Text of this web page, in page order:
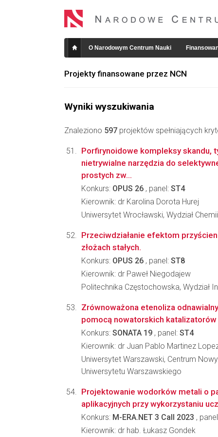
O Narodowym Centrum Nauki
Projekty finansowane przez NCN
Wyniki wyszukiwania
Znaleziono 597 projektów spełniających
Porfirynoidowe kompleksy skandu,
nietrywialne narzędzia do
prostych zw...
Konkurs: OPUS 26 , panel: ST4
Kierownik: dr Karolina Dorota Hurej
Uniwersytet Wrocławski, Wydział Chemii
Przeciwdziałanie efektom
złożach stałych.
Konkurs: OPUS 26 , panel: ST8
Kierownik: dr Paweł Niegodajew
Politechnika Częstochowska, Wydział
Zrównoważona etenoliza
pomocą nowatorskich katalizatorów
Konkurs: SONATA 19 , panel: ST4
Kierownik: dr Juan Pablo Martinez
Uniwersytet Warszawski, Centrum
Uniwersytetu Warszawskiego
Projektowanie wodorków metali o
aplikacyjnych przy wykorzystaniu
Konkurs: M-ERA.NET 3 Call 2023 ,
Kierownik: dr hab. Łukasz Gondek